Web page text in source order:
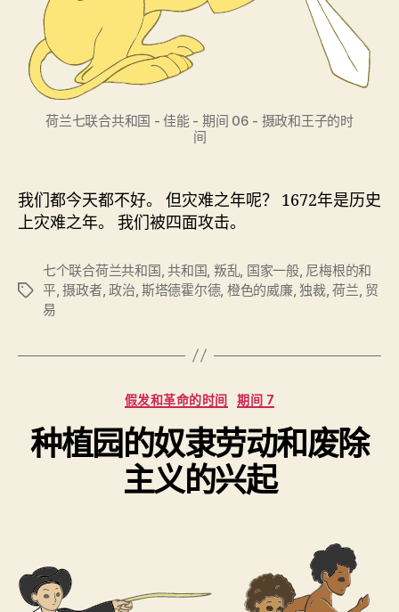
荷兰七联合共和国 - 佳能 - 期间 06 - 摄政和王子的时
间
我们都今天都不好。 但灾难之年呢？ 1672年是历史
上灾难之年。 我们被四面攻击。
标
七个联合荷兰共和国 ,共和国 叛乱, 国家一般, 尼梅根的和
平,摄政者, 政治 斯塔德霍尔德, 橙色的威廉,独裁,荷兰 贸
易
分
假发和革命的时间 期间 7
种植园的奴隶劳动和废除
主义的兴起